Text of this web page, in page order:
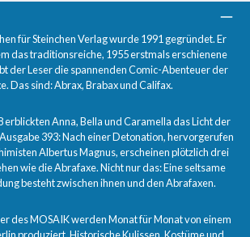
für Steinchen Verlag wurde 1991 gegründet. Er
das traditionsreiche, 1955 erstmals erschienene
der Leser die spannenden Comic-Abenteuer der
Das sind: Abrax, Brabax und Califax.
erblickten Anna, Bella und Caramella das Licht der
393: Nach einer Detonation, hervorgerufen
Albertus Magnus, erscheinen plötzlich drei
wie die Abrafaxe. Nicht nur das: Eine seltsame
besteht zwischen ihnen und den Abrafaxen.
des MOSAIK werden Monat für Monat von einem
produziert. Historische Kulissen, Kostüme und